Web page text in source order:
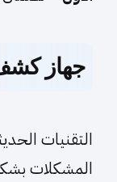
جهاز
التقنيات
المشكلات